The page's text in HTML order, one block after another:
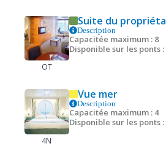
OT
Suite du
Description
Capacitée maximum : 8
Disponible sur les ponts :
4N
Vue mer
Description
Capacitée maximum : 4
Disponible sur les ponts :